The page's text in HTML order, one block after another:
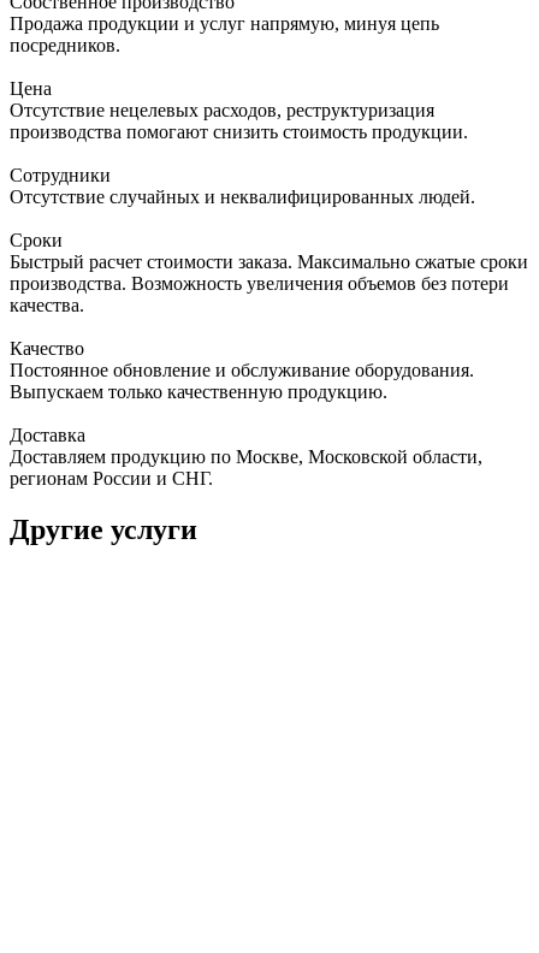
Продажа продукции и услуг напрямую, минуя цепь
посредников.
Цена
Отсутствие нецелевых расходов, реструктуризация
производства помогают снизить стоимость продукции.
Сотрудники
Отсутствие случайных и неквалифицированных людей.
Сроки
Быстрый расчет стоимости заказа. Максимально сжатые сроки
производства. Возможность увеличения объемов без потери
качества.
Качество
Постоянное обновление и обслуживание оборудования.
Выпускаем только качественную продукцию.
Доставка
Доставляем продукцию по Москве, Московской области,
регионам России и СНГ.
Другие услуги